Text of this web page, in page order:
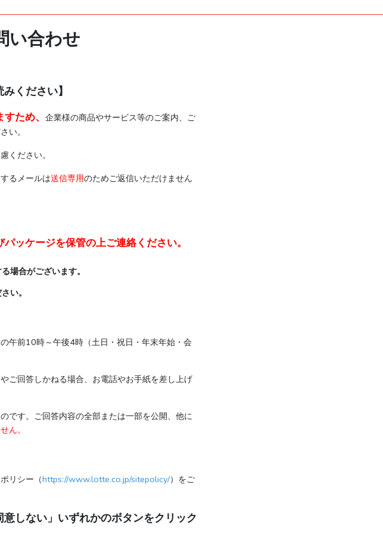
い合わせ
ください】
ため、 企業様の商品やサービス等のご案内、ご
い。
ください。
るメールは送信専用のためご返信いただけません
ッケージを保管の上ご連絡ください。
場合がございます。
い。
午前10時～午後4時（土日・祝日・年末年始・会
ご回答しかねる場合、お電話やお手紙を差し上げ
です。ご回答内容の全部または一部を公開、他に
ん。
リシー（https://www.lotte.co.jp/sitepolicy/）をご
しない」いずれかのボタンをクリック